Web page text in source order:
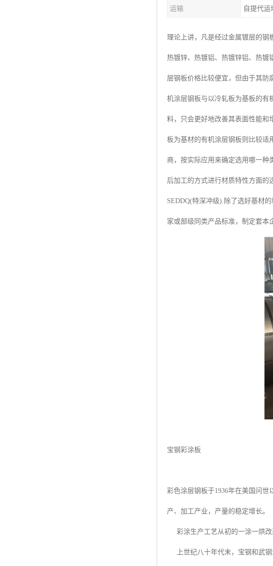
运输 自提代运
理论上讲，凡是经过金属镀层的钢
热镀锌、热镀铝、热镀锌铝、热镀
层钢板价格比较便宜，但由于其防
机涂层钢板与以冷轧板为基板的有
料，只会更好地改善其表面性能和
板为基材的有机涂层钢板则比较适
商，按实际应用来确定选用哪一种
后加工的方式进行材质特性方面的
SEDDQ(特深冲级).除了选好基材
家或部级同类产品标准，制定套本
宝钢彩涂板
彩色涂层钢板于1936年在美国问
产、加工产业，产量的稳定增长。
彩涂生产工艺从初的一涂一烘改
上世纪八十年代末，宝钢和武钢